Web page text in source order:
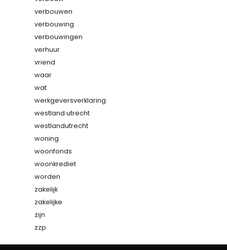
verbouwen
verbouwing
verbouwingen
verhuur
vriend
waar
wat
werkgeversverklaring
westland utrecht
westlandutrecht
woning
woonfonds
woonkrediet
worden
zakelijk
zakelijke
zijn
zzp